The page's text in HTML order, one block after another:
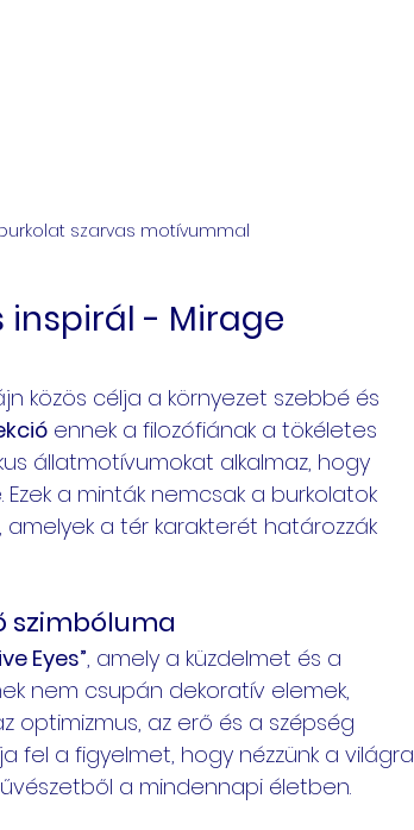
szarvas motívummal
inspirál - Mirage
közös célja a környezet szebbé és
ennek a filozófiának a tökéletes
állatmotívumokat alkalmaz, hogy
a minták nemcsak a burkolatok
a tér karakterét határozzák
szimbóluma
Eyes”, amely a küzdelmet és a
nem csupán dekoratív elemek,
optimizmus, az erő és a szépség
fel a figyelmet, hogy nézzünk a világra
a mindennapi életben.